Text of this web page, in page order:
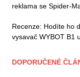
reklama se Spider-
Recenze: Hodíte ho
vysavač WYBOT B1
DOPORUČENÉ